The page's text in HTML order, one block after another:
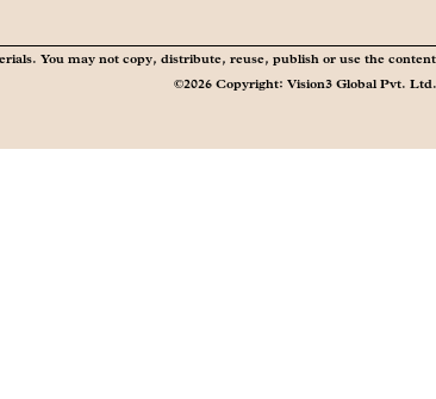
You may not copy, distribute, reuse, publish or use the
©2026 Copyright: Vision3 Global Pvt. Ltd.